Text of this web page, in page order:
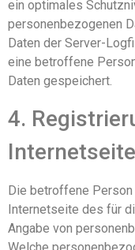
ein optimales
personenbezogenen
Daten der Server-
eine betroffene
Daten gespeichert.
4.
Internetseite
Die betroffene
Internetseite des für
Angabe von